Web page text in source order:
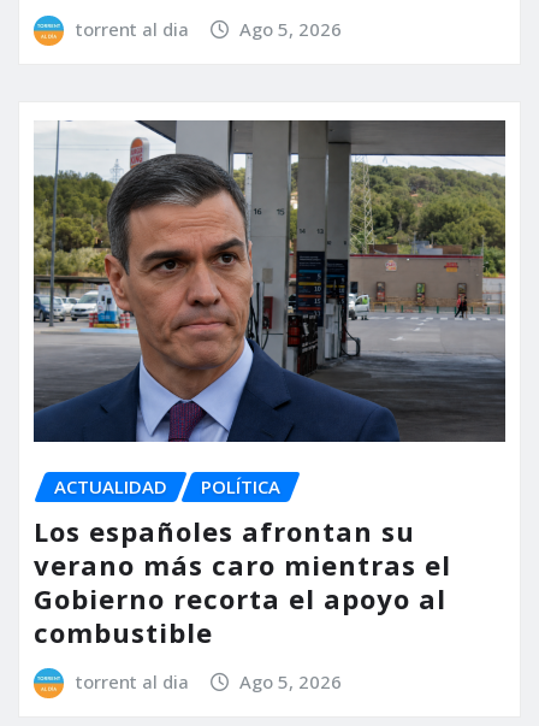
torrent al dia Ago 5, 2026
ACTUALIDAD POLÍTICA
Los españoles afrontan su
verano más caro mientras el
Gobierno recorta el apoyo al
combustible
torrent al dia Ago 5, 2026